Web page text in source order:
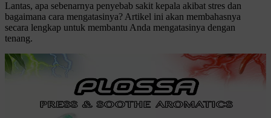
Lantas, apa sebenarnya penyebab sakit kepala akibat stres dan
bagaimana cara mengatasinya? Artikel ini akan membahasnya
secara lengkap untuk membantu Anda mengatasinya dengan
tenang.